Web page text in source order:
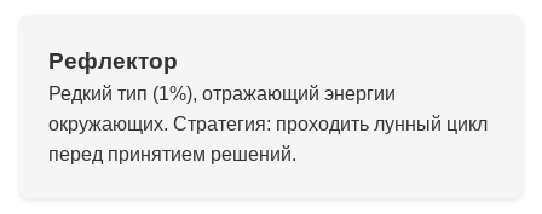
Рефлектор
Редкий тип (1%), отражающий энергии
окружающих. Стратегия: проходить лунный цикл
перед принятием решений.